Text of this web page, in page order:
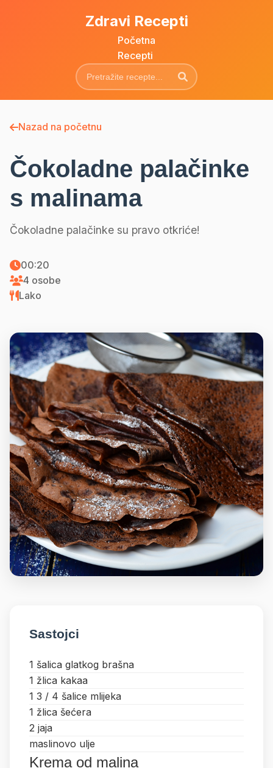
Zdravi Recepti
Početna
Recepti
Nazad na početnu
Čokoladne palačinke
s malinama
Čokoladne palačinke su pravo otkriće!
00:20
4 osobe
Lako
Sastojci
1 šalica glatkog brašna
1 žlica kakaa
1 3 / 4 šalice mlijeka
1 žlica šećera
2 jaja
maslinovo ulje
Krema od malina